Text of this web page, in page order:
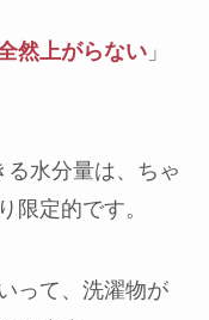
然上がらない」
水分量は、ちゃ
限定的です。
って、洗濯物が